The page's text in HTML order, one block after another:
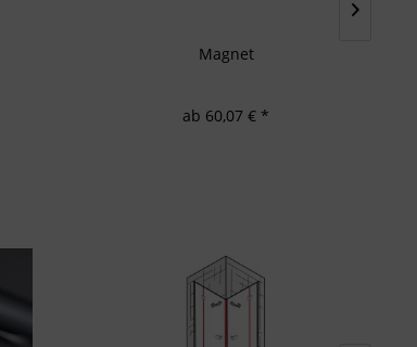
Magnet
ab 60,07 € *